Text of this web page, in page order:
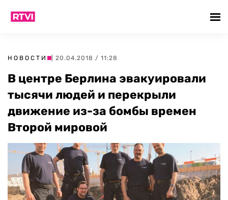
НОВОСТИ | 20.04.2018 / 11:28
В центре Берлина эвакуировали
тысячи людей и перекрыли
движение из-за бомбы времен
Второй мировой